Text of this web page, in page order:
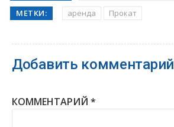
МЕТКИ:
аренда Прокат
Добавить комментарий
КОММЕНТАРИЙ *